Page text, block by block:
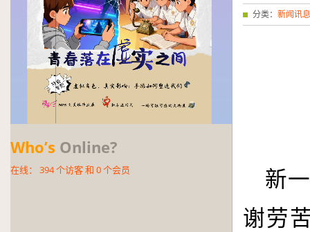
Who’s Online?
在线： 394个访客 和 0个会员
分类： 新闻讯息
新
谢劳